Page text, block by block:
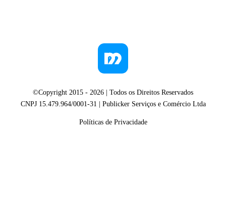
©Copyright 2015 - 2026 | Todos os Direitos Reservados
CNPJ 15.479.964/0001-31 | Publicker Serviços e Comércio Ltda
Políticas de Privacidade